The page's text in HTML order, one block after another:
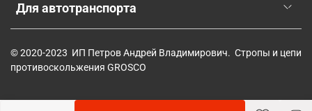
Для автотранспорта
© 2020-2023 ИП Петров Андрей Владимирович. Стропы и цепи
противоскольжения GROSCO